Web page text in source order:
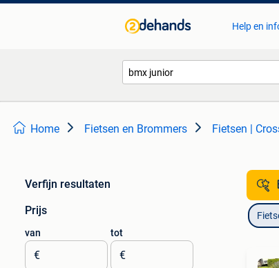
Help en
Home Fietsen en Brommers Fietsen |
Verfijn resultaten
Prijs
van
€
tot
€